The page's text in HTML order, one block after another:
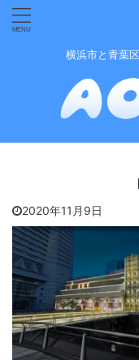
横浜市と青葉
2020年11月9日